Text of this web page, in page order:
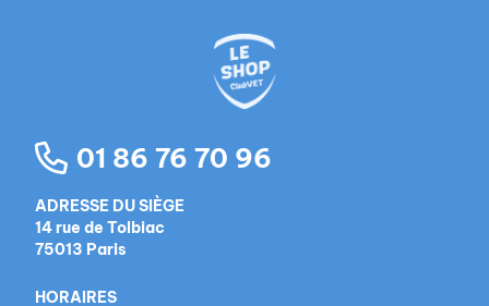
01 86 76 70 96
ADRESSE DU SIÈGE
14 rue de Tolbiac
75013 Paris
HORAIRES